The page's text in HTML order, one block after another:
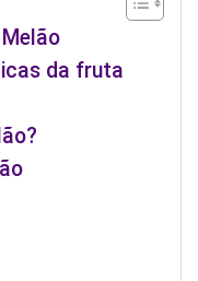
da fruta